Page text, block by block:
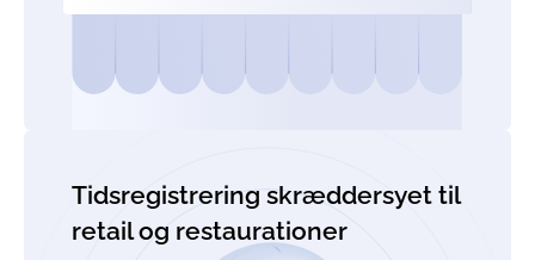
Tidsregistrering skræddersyet til
retail og restaurationer